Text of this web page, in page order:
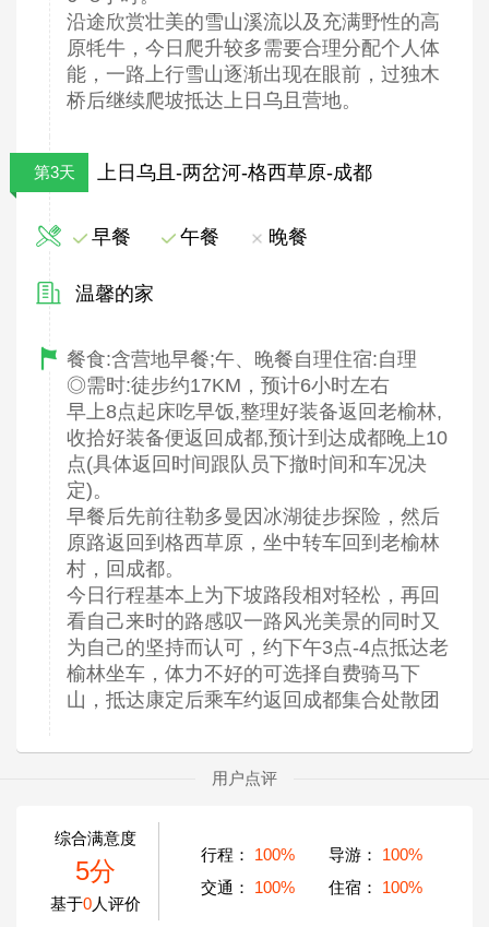
沿途欣赏壮美的雪山溪流以及充满野性的高
原牦牛，今日爬升较多需要合理分配个人体
能，一路上行雪山逐渐出现在眼前，过独木
桥后继续爬坡抵达上日乌且营地。
第3天 上日乌且-两岔河-格西草原-成都
早餐 午餐 晚餐
温馨的家
餐食:含营地早餐;午、晚餐自理住宿:自理
◎需时:徒步约17KM，预计6小时左右
早上8点起床吃早饭,整理好装备返回老榆林,
收拾好装备便返回成都,预计到达成都晚上10
点(具体返回时间跟队员下撤时间和车况决
定)。
早餐后先前往勒多曼因冰湖徒步探险，然后
原路返回到格西草原，坐中转车回到老榆林
村，回成都。
今日行程基本上为下坡路段相对轻松，再回
看自己来时的路感叹一路风光美景的同时又
为自己的坚持而认可，约下午3点-4点抵达老
榆林坐车，体力不好的可选择自费骑马下
山，抵达康定后乘车约返回成都集合处散团
用户点评
综合满意度
5分
基于0人评价
行程： 100% 导游：
100%
交通：
100% 住宿： 100%